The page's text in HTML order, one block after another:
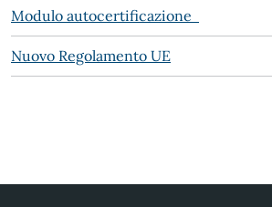
Modulo autocertificazione
Nuovo Regolamento UE